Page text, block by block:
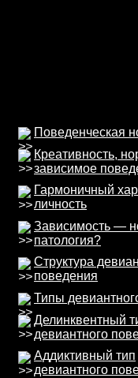
Поведенческая
Креативность,
зависимое
Гармоничный
личность
Зависимость —
патология?
Структура
поведения
Типы
Делинквентный
девиантного
Аддиктивный тип
девиантного